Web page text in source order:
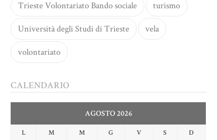
Trieste Volontariato Bando sociale turismo
Università degli Studi di Trieste vela
volontariato
CALENDARIO
AGOSTO 2026
L M M G V S D